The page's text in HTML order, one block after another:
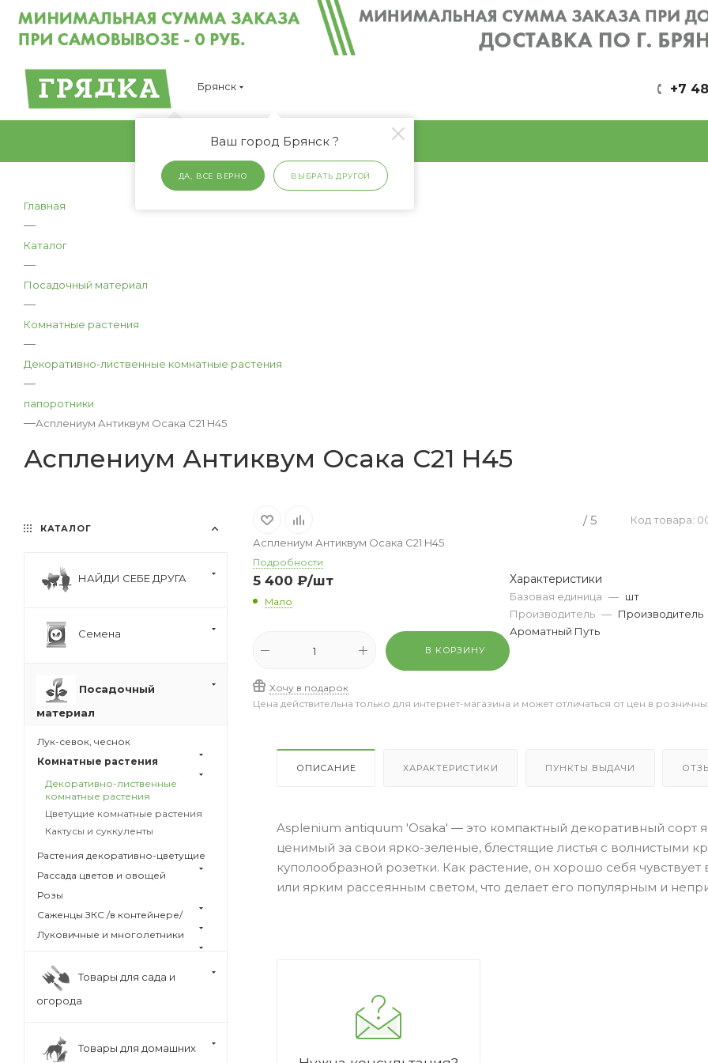
Брянск
Ваш город Брянск ?
ДА, ВСЕ ВЕРНО ВЫБРАТЬ ДРУГОЙ
+7
Главная
—
Каталог
—
Посадочный материал
—
Комнатные растения
—
Декоративно-лиственные комнатные растения
—
папоротники
—Асплениум Антиквум Осака С21 H45
Асплениум Антиквум Осака С21 H45
/ 5
Код товара:
Асплениум Антиквум Осака С21 H45
Подробности
5 400 ₽/шт
Мало
В КОРЗИНУ
Хочу в подарок
Характеристики
Базовая единица — шт
Производитель — Производитель
Ароматный Путь
Цена действительна только для интернет-магазина и может отличаться от цен в
ОПИСАНИЕ ХАРАКТЕРИСТИКИ ПУНКТЫ ВЫДАЧИ
Asplenium antiquum 'Osaka' — это компактный декоративный сорт
ценимый за свои ярко-зеленые, блестящие листья с волнистыми
куполообразной розетки. Как растение, он хорошо себя
или ярким рассеянным светом, что делает его популярным и
КАТАЛОГ
НАЙДИ СЕБЕ ДРУГА
Семена
Посадочный
материал
Лук-севок, чеснок
Комнатные растения
Декоративно-лиственные
комнатные растения
Цветущие комнатные растения
Кактусы и суккуленты
Растения декоративно-цветущие
Рассада цветов и овощей
Розы
Саженцы ЗКС /в контейнере/
Луковичные и многолетники
Товары для сада и
огорода
Товары для домашних